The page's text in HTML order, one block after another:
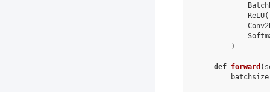
ReLU
)
def forward (
batchsize